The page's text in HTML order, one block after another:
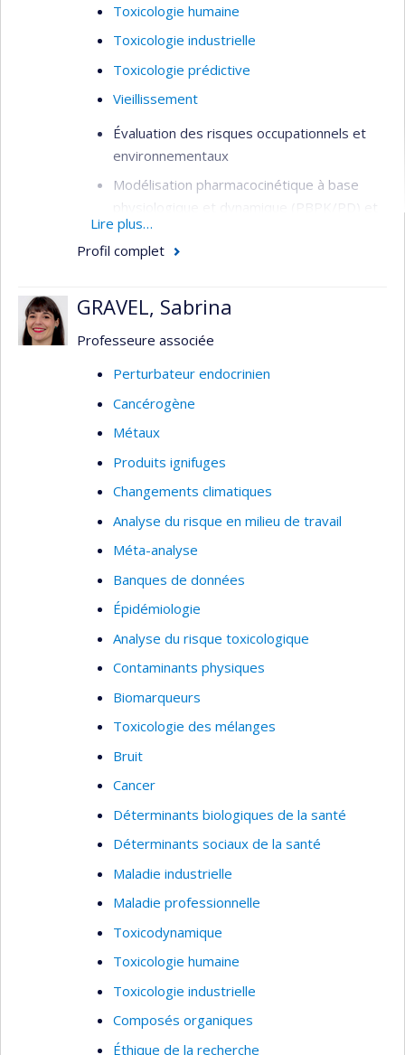
Toxicologie humaine
Toxicologie industrielle
Toxicologie prédictive
Vieillissement
Évaluation des risques occupationnels et
environnementaux
Modélisation pharmacocinétique à base
physiologique et dynamique (PBPK/PD) et
cellulaire
Études sur les modes d’action des
Toxicologie des nanoparticules
(nanotoxicologie et nanosécurité)
Lire plus…
Profil complet
GRAVEL, Sabrina
Professeure associée
Perturbateur endocrinien
Cancérogène
Métaux
Produits ignifuges
Changements climatiques
Analyse du risque en milieu de travail
Méta-analyse
Banques de données
Épidémiologie
Analyse du risque toxicologique
Contaminants physiques
Biomarqueurs
Toxicologie des mélanges
Bruit
Cancer
Déterminants biologiques de la santé
Déterminants sociaux de la santé
Maladie industrielle
Maladie professionnelle
Toxicodynamique
Toxicologie humaine
Toxicologie industrielle
Composés organiques
Éthique de la recherche